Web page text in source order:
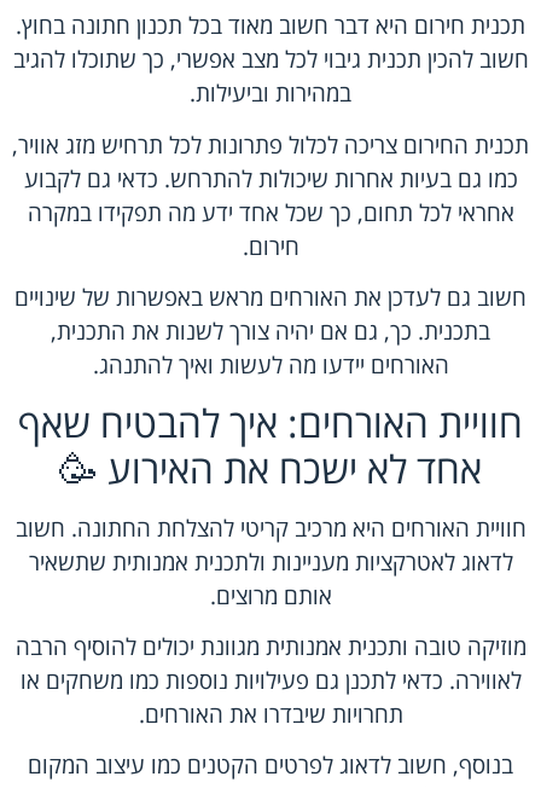
תכנית חירום היא דבר חשוב מאוד בכל תכנון חתונה בחוץ.
חשוב להכין תכנית גיבוי לכל מצב אפשרי, כך שתוכלו להגיב
במהירות וביעילות.
תכנית החירום צריכה לכלול פתרונות לכל תרחיש מזג אוויר,
כמו גם בעיות אחרות שיכולות להתרחש. כדאי גם לקבוע
אחראי לכל תחום, כך שכל אחד ידע מה תפקידו במקרה
חירום.
חשוב גם לעדכן את האורחים מראש באפשרות של שינויים
בתכנית. כך, גם אם יהיה צורך לשנות את התכנית,
האורחים יידעו מה לעשות ואיך להתנהג.
חוויית האורחים: איך להבטיח שאף
אחד לא ישכח את האירוע 🥳
חוויית האורחים היא מרכיב קריטי להצלחת החתונה. חשוב
לדאוג לאטרקציות מעניינות ולתכנית אמנותית שתשאיר
אותם מרוצים.
מוזיקה טובה ותכנית אמנותית מגוונת יכולים להוסיף הרבה
לאווירה. כדאי לתכנן גם פעילויות נוספות כמו משחקים או
תחרויות שיבדרו את האורחים.
בנוסף, חשוב לדאוג לפרטים הקטנים כמו עיצוב המקום